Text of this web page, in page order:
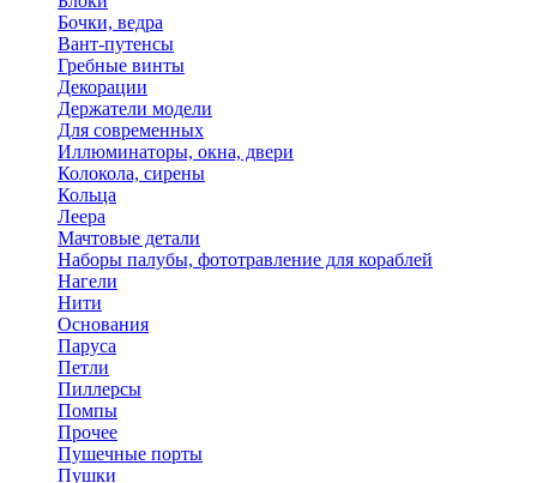
Бочки, ведра
Вант-путенсы
Гребные винты
Декорации
Держатели модели
Для современных
Иллюминаторы, окна, двери
Колокола, сирены
Кольца
Леера
Мачтовые детали
Наборы палубы, фототравление для кораблей
Нагели
Нити
Основания
Паруса
Петли
Пиллерсы
Помпы
Прочее
Пушечные порты
Пушки